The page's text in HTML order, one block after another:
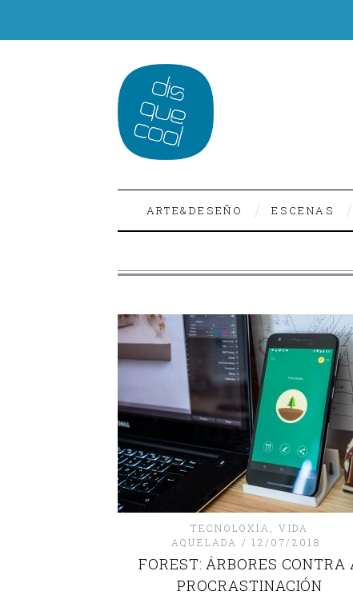
ARTE&DESEÑO ESCENAS
TECNOLOXÍA ,VIDA
AQUELADA
12/07/2018
FOREST: ÁRBORES CONTRA
PROCRASTINACIÓN